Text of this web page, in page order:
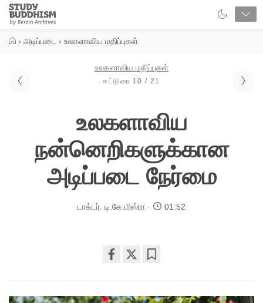
Close
Study
Buddhism
› அடிப்படை › உலகளாவிய மதிப்புகள்
உலகளாவிய மதிப்புகள்
கட்டுரை 10 / 21
உலகளாவிய
நன்னெறிகளுக்கான
அடிப்படை நேர்மை
டாக்டர். டி.கே.மிஸ்ரா 01:52
on
facebook